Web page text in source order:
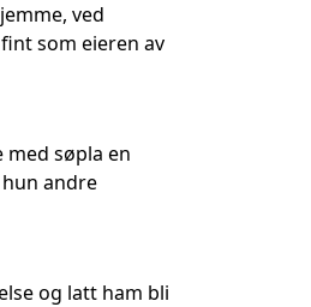
ved
som eieren av
søpla en
andre
og latt ham bli